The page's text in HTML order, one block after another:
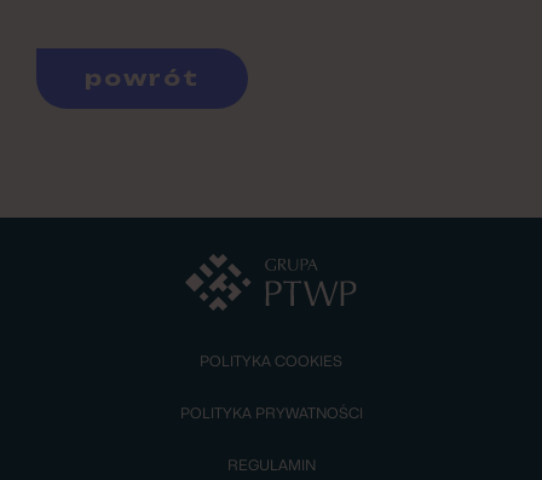
powrót
POLITYKA COOKIES
POLITYKA PRYWATNOŚCI
REGULAMIN